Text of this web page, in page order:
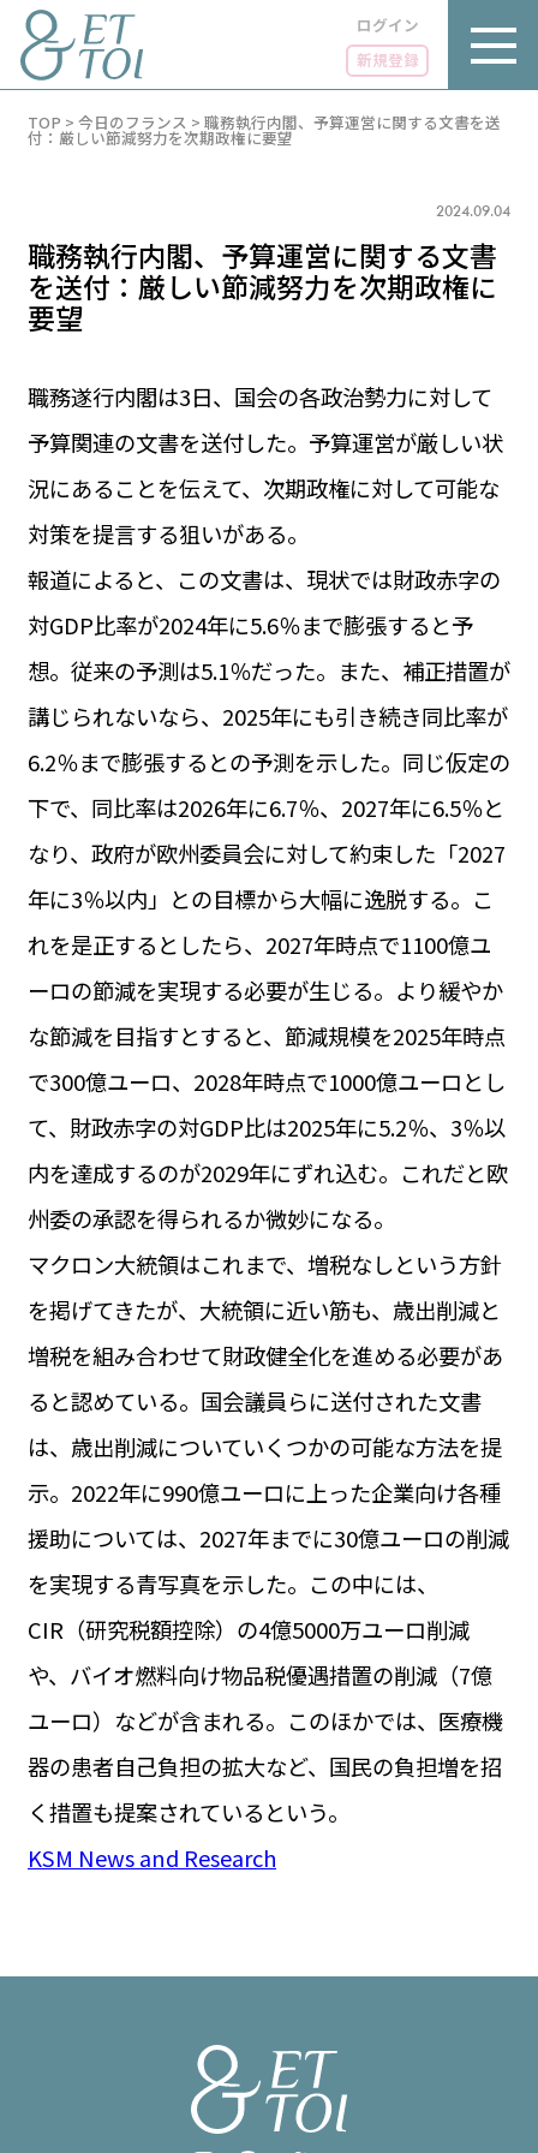
ログイン
新規登録
リュクス
GOURMET
グルメ
ライフスタイル
BUSINESS
ビジネス・キャリア
フランス生活
TAG
タグ
#トゥールーズ Toulouse
#レンタカー
#フランス旅行
#パリ
#お土産 #トリビア
#データで読み解くフランス
#フランス郵便情報
#フランス交通機関
#求人
#カルカッソンヌ Carcassonne
#サステナブル
#フランス生活
#レシピ #ビューティー
#コスメ
#アルザス地方
#フランスの地方 #フロマージュ
#おでかけ
#歴史
#お菓子 #SDGs #アート #車生活
PARIS 14℃ / 12℃
1€＝182.37円
エトワとは
お問い合わせ
広告掲載
サイトポリシー
TOP > 今日のフランス > 職務執行内閣、予算運営に関する文書を送
付：厳しい節減努力を次期政権に要望
2024.09.04
職務執行内閣、予算運営に関する文書
を送付：厳しい節減努力を次期政権に
要望
職務遂行内閣は3日、国会の各政治勢力に対して
予算関連の文書を送付した。予算運営が厳しい状
況にあることを伝えて、次期政権に対して可能な
対策を提言する狙いがある。
報道によると、この文書は、現状では財政赤字の
対GDP比率が2024年に5.6％まで膨張すると予
想。従来の予測は5.1％だった。また、補正措置が
講じられないなら、2025年にも引き続き同比率が
6.2％まで膨張するとの予測を示した。同じ仮定の
下で、同比率は2026年に6.7％、2027年に6.5％と
なり、政府が欧州委員会に対して約束した「2027
年に3％以内」との目標から大幅に逸脱する。こ
れを是正するとしたら、2027年時点で1100億ユ
ーロの節減を実現する必要が生じる。より緩やか
な節減を目指すとすると、節減規模を2025年時点
で300億ユーロ、2028年時点で1000億ユーロとし
て、財政赤字の対GDP比は2025年に5.2％、3％以
内を達成するのが2029年にずれ込む。これだと欧
州委の承認を得られるか微妙になる。
マクロン大統領はこれまで、増税なしという方針
を掲げてきたが、大統領に近い筋も、歳出削減と
増税を組み合わせて財政健全化を進める必要があ
ると認めている。国会議員らに送付された文書
は、歳出削減についていくつかの可能な方法を提
示。2022年に990億ユーロに上った企業向け各種
援助については、2027年までに30億ユーロの削減
を実現する青写真を示した。この中には、
CIR（研究税額控除）の4億5000万ユーロ削減
や、バイオ燃料向け物品税優遇措置の削減（7億
ユーロ）などが含まれる。このほかでは、医療機
器の患者自己負担の拡大など、国民の負担増を招
く措置も提案されているという。
KSM News and Research